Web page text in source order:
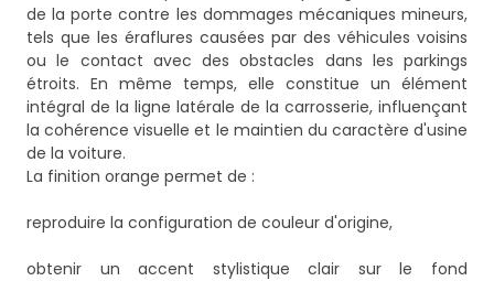
de la porte contre les dommages mécaniques mineurs,
tels que les éraflures causées par des véhicules voisins
ou le contact avec des obstacles dans les parkings
étroits. En même temps, elle constitue un élément
intégral de la ligne latérale de la carrosserie, influençant
la cohérence visuelle et le maintien du caractère d'usine
de la voiture.
La finition orange permet de :
reproduire la configuration de couleur d'origine,
obtenir un accent stylistique clair sur le fond